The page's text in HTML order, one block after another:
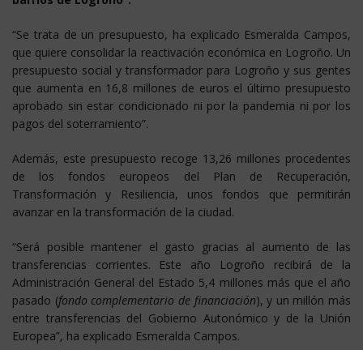
“Se trata de un presupuesto, ha explicado Esmeralda Campos,
que quiere consolidar la reactivación económica en Logroño. Un
presupuesto social y transformador para Logroño y sus gentes
que aumenta en 16,8 millones de euros el último presupuesto
aprobado sin estar condicionado ni por la pandemia ni por los
pagos del soterramiento”.
Además, este presupuesto recoge 13,26 millones procedentes
de los fondos europeos del Plan de Recuperación,
Transformación y Resiliencia, unos fondos que permitirán
avanzar en la transformación de la ciudad.
“Será posible mantener el gasto gracias al aumento de las
transferencias corrientes. Este año Logroño recibirá de la
Administración General del Estado 5,4 millones más que el año
pasado (fondo complementario de financiación), y un millón más
entre transferencias del Gobierno Autonómico y de la Unión
Europea”, ha explicado Esmeralda Campos.